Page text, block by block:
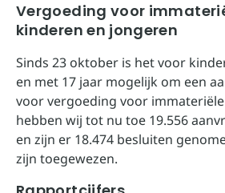
Vergoeding voor
kinderen en jongeren
Sinds 23 oktober is het voor
en met 17 jaar mogelijk om een
voor vergoeding voor
hebben wij tot nu toe 19.556
en zijn er 18.474 besluiten
zijn toegewezen.